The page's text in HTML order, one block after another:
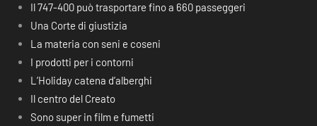
Il 747-400 può trasportare fino a 660 passeggeri
Una Corte di giustizia
La materia con seni e coseni
I prodotti per i contorni
L’Holiday catena d’alberghi
Il centro del Creato
Sono super in film e fumetti